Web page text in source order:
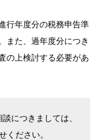
行年度分の税務申告準
また、過年度分につき
の上検討する必要があ
につきましては、
ください。